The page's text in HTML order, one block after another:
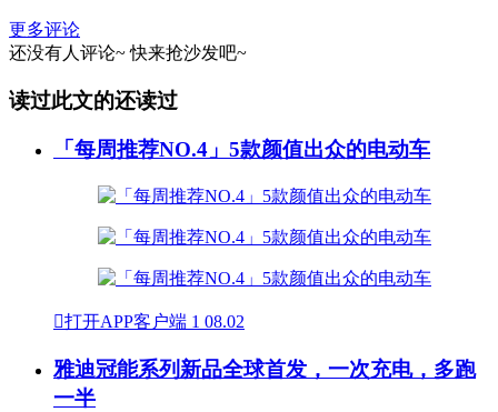
更多评论
还没有人评论~ 快来抢沙发吧~
读过此文的还读过
「每周推荐NO.4」5款颜值出众的电动车
打开APP客户端 1 08.02
雅迪冠能系列新品全球首发，一次充电，多跑
一半